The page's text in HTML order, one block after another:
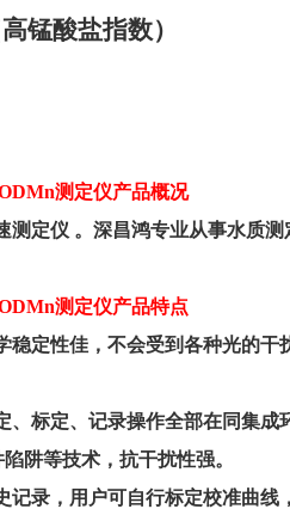
锰酸盐指数）
测定仪产品概况
测定仪 。深昌鸿专业从事水质
测定仪产品特点
稳定性佳，不会受到各种光的干
、标定、记录操作全部在同集成
阱等技术，抗干扰性强。
记录，用户可自行标定校准曲线